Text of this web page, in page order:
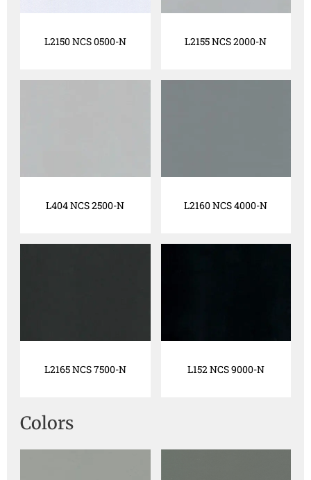
L2150 NCS 0500-N L2155 NCS 2000-N
L404 NCS 2500-N L2160 NCS 4000-N
L2165 NCS 7500-N L152 NCS 9000-N
Colors